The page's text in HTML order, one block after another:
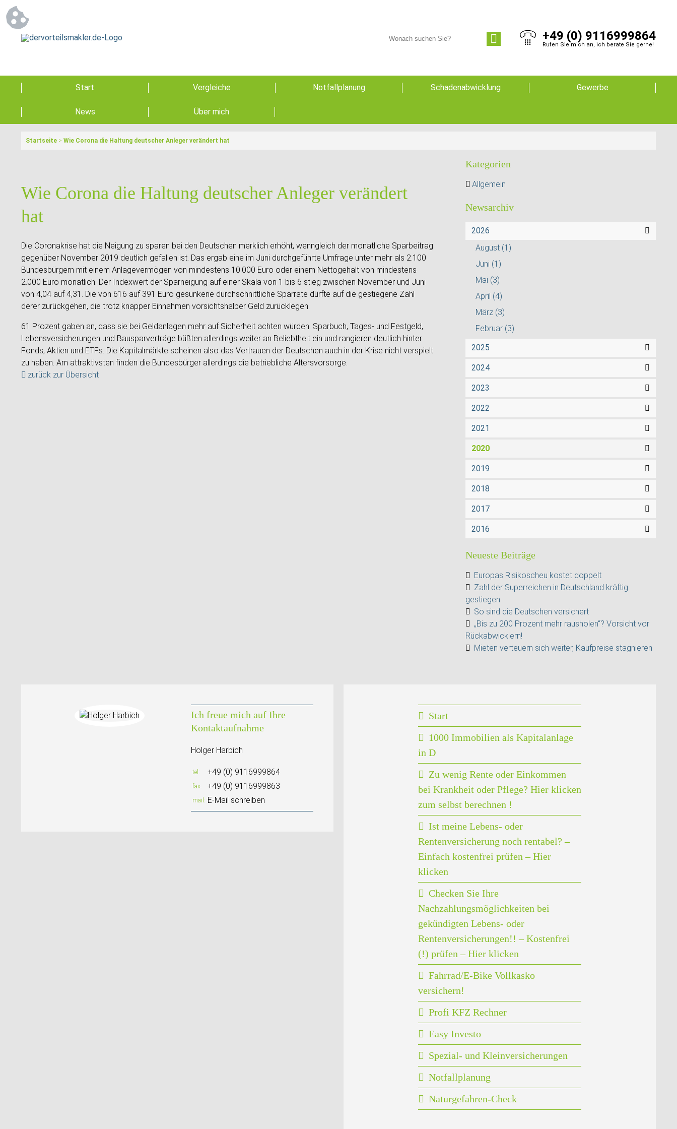
+49 (0) 9116999864
Rufen Sie mich an, ich berate Sie gerne!
Start Vergleiche Notfallplanung Schadenabwicklung Gewerbe
News Über mich
Startseite > Wie Corona die Haltung deutscher Anleger verändert hat
Wie Corona die Haltung deutscher Anleger verändert
hat
Die Coronakrise hat die Neigung zu sparen bei den Deutschen merklich erhöht, wenngleich der monatliche Sparbeitrag
gegenüber November 2019 deutlich gefallen ist. Das ergab eine im Juni durchgeführte Umfrage unter mehr als 2.100
Bundesbürgern mit einem Anlagevermögen von mindestens 10.000 Euro oder einem Nettogehalt von mindestens
2.000 Euro monatlich. Der Indexwert der Sparneigung auf einer Skala von 1 bis 6 stieg zwischen November und Juni
von 4,04 auf 4,31. Die von 616 auf 391 Euro gesunkene durchschnittliche Sparrate dürfte auf die gestiegene Zahl
derer zurückgehen, die trotz knapper Einnahmen vorsichtshalber Geld zurücklegen.
61 Prozent gaben an, dass sie bei Geldanlagen mehr auf Sicherheit achten würden. Sparbuch, Tages- und Festgeld,
Lebensversicherungen und Bausparverträge büßten allerdings weiter an Beliebtheit ein und rangieren deutlich hinter
Fonds, Aktien und ETFs. Die Kapitalmärkte scheinen also das Vertrauen der Deutschen auch in der Krise nicht verspielt
zu haben. Am attraktivsten finden die Bundesbürger allerdings die betriebliche Altersvorsorge.
zurück zur Übersicht
Kategorien
Allgemein
Newsarchiv
2026
August (1)
Juni (1)
Mai (3)
April (4)
März (3)
Februar (3)
2025
2024
2023
2022
2021
2020
2019
2018
2017
2016
Neueste Beiträge
Europas Risikoscheu kostet doppelt
Zahl der Superreichen in Deutschland kräftig
gestiegen
So sind die Deutschen versichert
„Bis zu 200 Prozent mehr rausholen“? Vorsicht vor
Rückabwicklern!
Mieten verteuern sich weiter, Kaufpreise stagnieren
Ich freue mich auf Ihre
Kontaktaufnahme
Holger Harbich
tel +49 (0) 9116999864
fax +49 (0) 9116999863
mail E-Mail schreiben
Start
1000 Immobilien als Kapitalanlage
in D
Zu wenig Rente oder Einkommen
bei Krankheit oder Pflege? Hier klicken
zum selbst berechnen !
Ist meine Lebens- oder
Rentenversicherung noch rentabel? –
Einfach kostenfrei prüfen – Hier
klicken
Checken Sie Ihre
Nachzahlungsmöglichkeiten bei
gekündigten Lebens- oder
Rentenversicherungen!! – Kostenfrei
(!) prüfen – Hier klicken
Fahrrad/E-Bike Vollkasko
versichern!
Profi KFZ Rechner
Easy Investo
Spezial- und Kleinversicherungen
Notfallplanung
Naturgefahren-Check